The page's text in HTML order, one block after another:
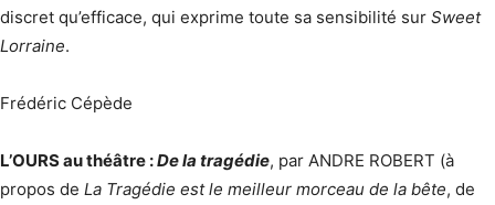
discret qu’efficace, qui exprime toute sa sensibilité sur Sweet
Lorraine.
Frédéric Cépède
L’OURS au théâtre :De la tragédie, par ANDRE ROBERT (à
propos de La Tragédie est le meilleur morceau de la bête, de